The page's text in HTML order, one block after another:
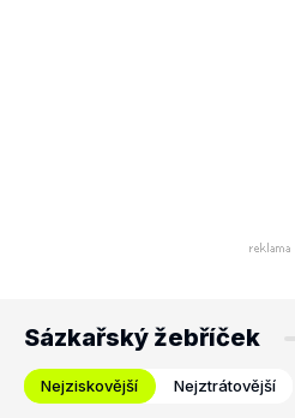
Sázkařský žebříček
Nejziskovější Nejztrátovější